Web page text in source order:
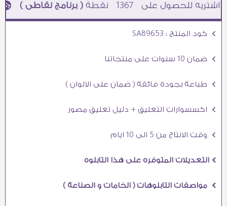
1367 نقطة( برنامج نقاطى )à خصم 5% للعملاء الجدد à شحن مجانى عند الشراء ب 4000 جنيه à
Ö كود المنتج : SA89653
Ö ضمان 10 سنوات على منتجاتنا
Ö طباعة بجودة فائقة ( ضمان على الالوان )
Ö اكسسوارات التعليق + دليل تعليق مصور
Ö وقت الانتاج من 5 الى 10 ايام
Ö التعديلات المتوفره على هذا التابلوه
Ö مواصفات التابلوهات ( الخامات و الصناعة )